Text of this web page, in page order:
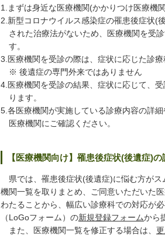
1.まずは身近な医療機関(かかりつけ医療機
2.新型コロナウイルス感染症の罹患後症状(
された治療法がないため、医療機関を受
す。
3.医療機関を受診の際は、症状に応じた診療
※ 後遺症の専門外来ではありません
4.医療機関を受診の結果、症状に応じて
ります。
5.各医療機関が実施している診療内容の詳
医療機関にご確認ください。
【医療機関向け】罹患後症状(後遺症)
県では、罹患後症状(後遺症)に悩む方がス
機関一覧を取りまとめ、ご同意いただいた
わたることから、幅広い診療科での対応が
（LoGoフォーム）の新規登録フォームから
また、医療機関一覧を修正する場合は、